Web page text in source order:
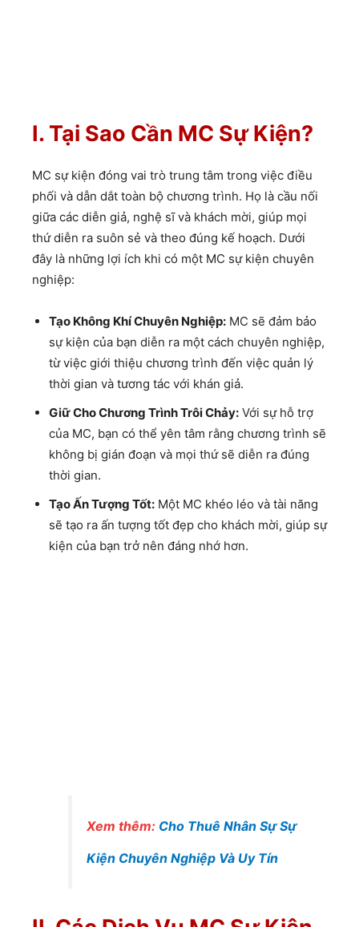
I. Tại Sao Cần MC Sự Kiện?
MC sự kiện đóng vai trò trung tâm trong việc điều
phối và dẫn dắt toàn bộ chương trình. Họ là cầu nối
giữa các diễn giả, nghệ sĩ và khách mời, giúp mọi
thứ diễn ra suôn sẻ và theo đúng kế hoạch. Dưới
đây là những lợi ích khi có một MC sự kiện chuyên
nghiệp:
Tạo Không Khí Chuyên Nghiệp: MC sẽ đảm bảo
sự kiện của bạn diễn ra một cách chuyên nghiệp,
từ việc giới thiệu chương trình đến việc quản lý
thời gian và tương tác với khán giả.
Giữ Cho Chương Trình Trôi Chảy: Với sự hỗ trợ
của MC, bạn có thể yên tâm rằng chương trình sẽ
không bị gián đoạn và mọi thứ sẽ diễn ra đúng
thời gian.
Tạo Ấn Tượng Tốt: Một MC khéo léo và tài năng
sẽ tạo ra ấn tượng tốt đẹp cho khách mời, giúp sự
kiện của bạn trở nên đáng nhớ hơn.
Xem thêm: Cho Thuê Nhân Sự Sự
Kiện Chuyên Nghiệp Và Uy Tín